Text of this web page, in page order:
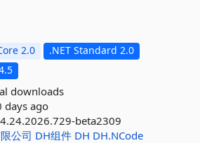
2.0
.NET Standard 2.0
downloads
days ago
4.24.2026.729-beta2309
公司 DH组件 DH DH.NCode